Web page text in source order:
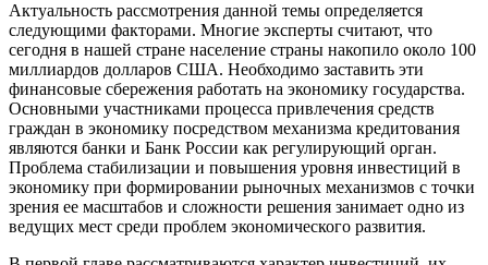
Актуальность рассмотрения данной темы определяется
следующими факторами. Многие эксперты считают, что
сегодня в нашей стране население страны накопило около 100
миллиардов долларов США. Необходимо заставить эти
финансовые сбережения работать на экономику государства.
Основными участниками процесса привлечения средств
граждан в экономику посредством механизма кредитования
являются банки и Банк России как регулирующий орган.
Проблема стабилизации и повышения уровня инвестиций в
экономику при формировании рыночных механизмов с точки
зрения ее масштабов и сложности решения занимает одно из
ведущих мест среди проблем экономического развития.